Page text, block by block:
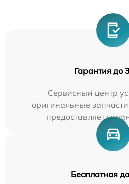
Гарантия до
Сервисный центр
оригинальные
предоставляет
Бесплатная